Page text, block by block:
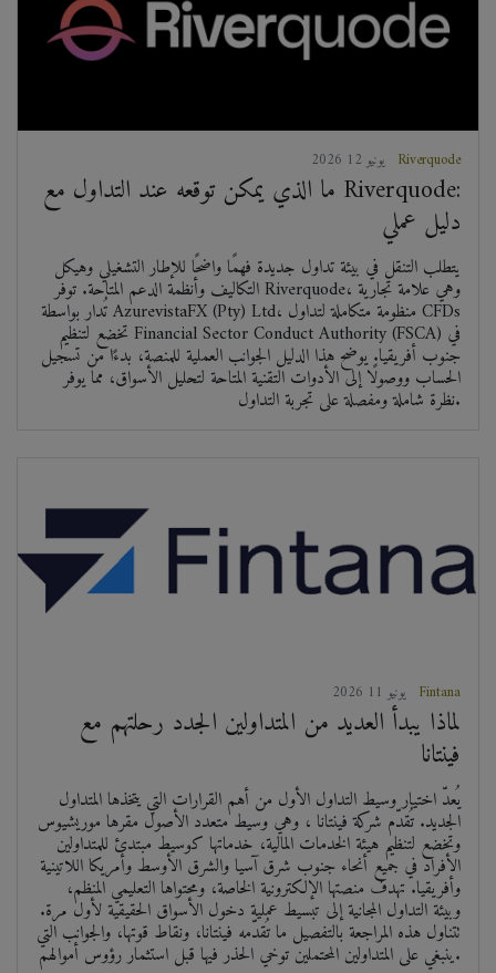
2026 يونيو 12 Riverquode
ما الذي يمكن توقعه عند التداول مع Riverquode:
دليل عملي
يتطلب التنقل في بيئة تداول جديدة فهمًا واضحًا للإطار التشغيلي وهيكل
التكاليف وأنظمة الدعم المتاحة. توفر Riverquode، وهي علامة تجارية
تُدار بواسطة AzurevistaFX (Pty) Ltd، منظومة متكاملة لتداول CFDs
تخضع لتنظيم Financial Sector Conduct Authority (FSCA) في
جنوب أفريقيا. يوضح هذا الدليل الجوانب العملية للمنصة، بدءًا من تسجيل
الحساب ووصولًا إلى الأدوات التقنية المتاحة لتحليل الأسواق، مما يوفر
نظرة شاملة ومفصلة على تجربة التداول.
2026 يونيو 11 Fintana
لماذا يبدأ العديد من المتداولين الجدد رحلتهم مع
فينتانا
يُعدّ اختيار وسيط التداول الأول من أهم القرارات التي يتخذها المتداول
الجديد. تُقدّم شركة فينتانا ، وهي وسيط متعدد الأصول مقرها موريشيوس
وتخضع لتنظيم هيئة الخدمات المالية، خدماتها كوسيط مبتدئ للمتداولين
الأفراد في جميع أنحاء جنوب شرق آسيا والشرق الأوسط وأمريكا اللاتينية
وأفريقيا. تهدف منصتها الإلكترونية الخاصة، ومحتواها التعليمي المنظم،
وبيئة التداول المجانية إلى تبسيط عملية دخول الأسواق الحقيقية لأول مرة.
تتناول هذه المراجعة بالتفصيل ما تُقدّمه فينتانا، ونقاط قوتها، والجوانب التي
ينبغي على المتداولين المحتملين توخي الحذر فيها قبل استثمار رؤوس أموالهم.